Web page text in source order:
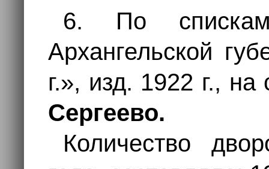
6. По
Архангельской
г.», изд. 1922 г.,
Сергеево.
Количество